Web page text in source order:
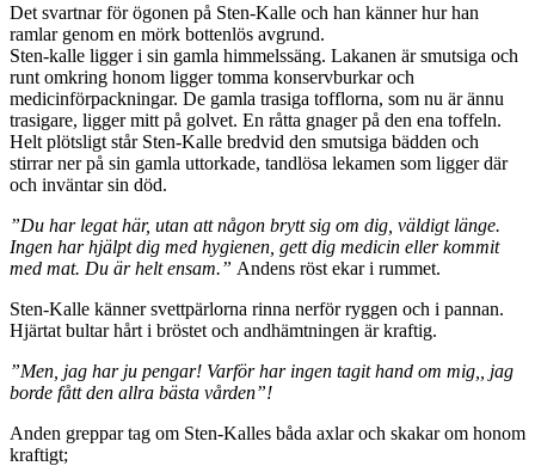
Det svartnar för ögonen på Sten-Kalle och han känner hur han
ramlar genom en mörk bottenlös avgrund.
Sten-kalle ligger i sin gamla himmelssäng. Lakanen är smutsiga och
runt omkring honom ligger tomma konservburkar och
medicinförpackningar. De gamla trasiga tofflorna, som nu är ännu
trasigare, ligger mitt på golvet. En råtta gnager på den ena toffeln.
Helt plötsligt står Sten-Kalle bredvid den smutsiga bädden och
stirrar ner på sin gamla uttorkade, tandlösa lekamen som ligger där
och inväntar sin död.
”Du har legat här, utan att någon brytt sig om dig, väldigt länge.
Ingen har hjälpt dig med hygienen, gett dig medicin eller kommit
med mat. Du är helt ensam.” Andens röst ekar i rummet.
Sten-Kalle känner svettpärlorna rinna nerför ryggen och i pannan.
Hjärtat bultar hårt i bröstet och andhämtningen är kraftig.
”Men, jag har ju pengar! Varför har ingen tagit hand om mig,, jag
borde fått den allra bästa vården”!
Anden greppar tag om Sten-Kalles båda axlar och skakar om honom
kraftigt;